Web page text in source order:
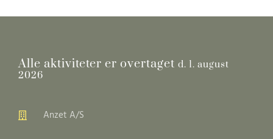
Alle aktiviteter er overtaget d. 1. august
2026
Anzet A/S